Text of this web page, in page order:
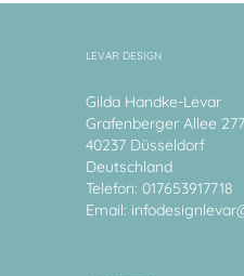
LEVAR DESIGN
Gilda Handke-Levar
Grafenberger Allee
40237 Düsseldorf
Deutschland
Telefon: 017653917718
Email: